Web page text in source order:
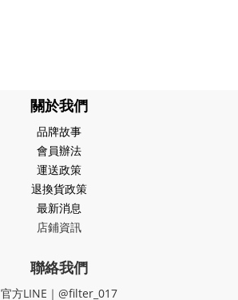
關於我們
品牌故事
會員辦法
運送政策
退換貨政策
最新消息
店鋪資訊
聯絡我們
官方LINE｜@filter_017